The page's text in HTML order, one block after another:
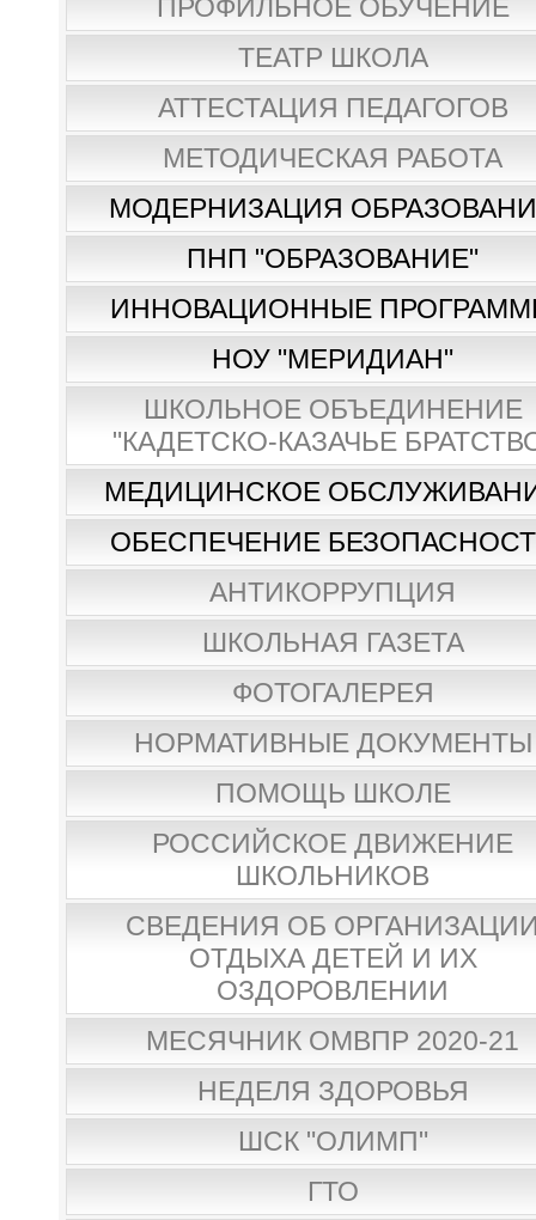
ПРОФИЛЬНОЕ ОБУЧЕНИЕ
ТЕАТР ШКОЛА
АТТЕСТАЦИЯ ПЕДАГОГОВ
МЕТОДИЧЕСКАЯ РАБОТА
МОДЕРНИЗАЦИЯ
ПНП "ОБРАЗОВАНИЕ"
ИННОВАЦИОННЫЕ
НОУ "МЕРИДИАН"
ШКОЛЬНОЕ ОБЪЕДИНЕНИЕ
"КАДЕТСКО-КАЗАЧЬЕ
МЕДИЦИНСКОЕ
ОБЕСПЕЧЕНИЕ
АНТИКОРРУПЦИЯ
ШКОЛЬНАЯ ГАЗЕТА
ФОТОГАЛЕРЕЯ
НОРМАТИВНЫЕ ДОКУМЕНТЫ
ПОМОЩЬ ШКОЛЕ
РОССИЙСКОЕ ДВИЖЕНИЕ
ШКОЛЬНИКОВ
СВЕДЕНИЯ ОБ
ОТДЫХА ДЕТЕЙ И ИХ
ОЗДОРОВЛЕНИИ
МЕСЯЧНИК ОМВПР 2020-21
НЕДЕЛЯ ЗДОРОВЬЯ
ШСК "ОЛИМП"
ГТО